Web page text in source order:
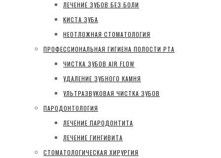
ЛЕЧЕНИЕ ЗУБОВ БЕЗ БОЛИ
КИСТА ЗУБА
НЕОТЛОЖНАЯ СТОМАТОЛОГИЯ
ПРОФЕССИОНАЛЬНАЯ ГИГИЕНА ПОЛОСТИ РТА
ЧИСТКА ЗУБОВ AIR FLOW
УДАЛЕНИЕ ЗУБНОГО КАМНЯ
УЛЬТРАЗВУКОВАЯ ЧИСТКА ЗУБОВ
ПАРОДОНТОЛОГИЯ
ЛЕЧЕНИЕ ПАРОДОНТИТА
ЛЕЧЕНИЕ ГИНГИВИТА
СТОМАТОЛОГИЧЕСКАЯ ХИРУРГИЯ